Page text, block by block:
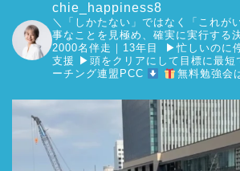
chie_happiness8
＼「しかたない」ではなく「これが
事なことを見極め、確実に実行する
2000名伴走｜13年目 ▶︎忙しいのに
支援 ▶︎頭をクリアにして目標に最短
ーチング連盟PCC
無料勉強会